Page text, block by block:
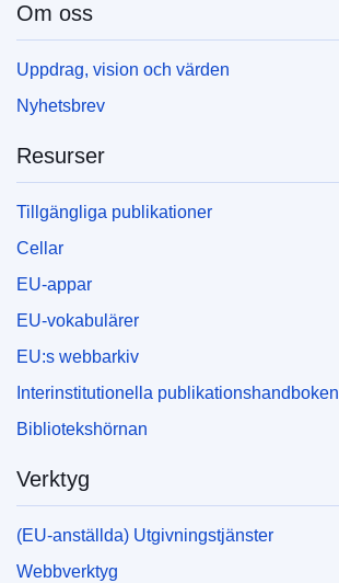
Om oss
Uppdrag, vision och värden
Nyhetsbrev
Resurser
Tillgängliga publikationer
Cellar
EU-appar
EU-vokabulärer
EU:s webbarkiv
Interinstitutionella publikationshandboken
Bibliotekshörnan
Verktyg
(EU-anställda) Utgivningstjänster
Webbverktyg